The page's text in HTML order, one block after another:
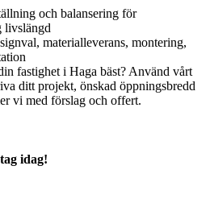
och balansering för
livslängd
materialleverans, montering,
fastighet i Haga bäst? Använd vårt
ditt projekt, önskad öppningsbredd
vi med förslag och offert.
idag!